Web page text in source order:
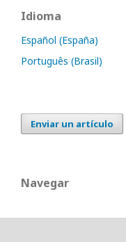
Idioma
Español (España)
Português (Brasil)
Enviar un artículo
Navegar